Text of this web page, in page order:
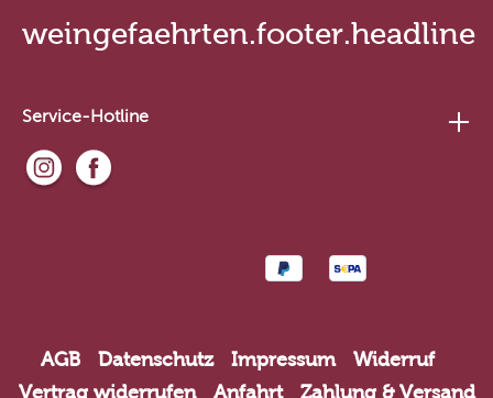
weingefaehrten.footer.headline
Service-Hotline
AGB Datenschutz Impressum
Widerruf
Vertrag widerrufen
Anfahrt Zahlung & Versand